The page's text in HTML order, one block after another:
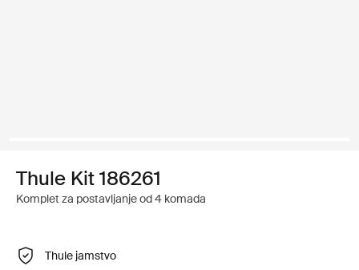
Thule Kit 186261
Komplet za postavljanje od 4 komada
Thule jamstvo